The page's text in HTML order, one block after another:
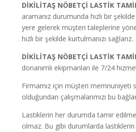
DİKİLİTAŞ NÖBETÇİ LASTİK
aramanız durumunda hızlı bir
yere gelerek müşteri taleplerine
hızlı bir şekilde kurtulmanızı sağlarız.
DİKİLİTAŞ NÖBETÇİ LASTİK
donanımlı ekipmanları ile 7/24
Firmamız için müşteri memnuniyeti
olduğundan çalışmalarımızı bu
Lastiklerin her durumda tamir
olmaz. Bu gibi durumlarda